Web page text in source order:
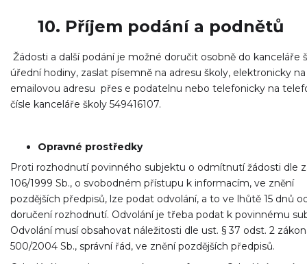
10. Příjem podání a podnětů
Žádosti a další podání je možné doručit osobně do kanceláře
úřední hodiny, zaslat písemně na adresu školy, elektronicky na
emailovou adresu přes e podatelnu nebo telefonicky na
čísle kanceláře školy 549416107.
Opravné prostředky
Proti rozhodnutí povinného subjektu o odmítnutí žádosti dle
106/1999 Sb., o svobodném přístupu k informacím, ve znění
pozdějších předpisů, lze podat odvolání, a to ve lhůtě 15 dnů
doručení rozhodnutí. Odvolání je třeba podat k povinnému
Odvolání musí obsahovat náležitosti dle ust. § 37 odst. 2
500/2004 Sb., správní řád, ve znění pozdějších předpisů.